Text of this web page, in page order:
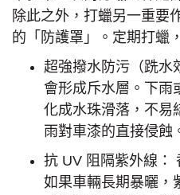
除此之外，打蠟另一重要
的「防護罩」。定期打蠟
超強撥水防污（跣水
會形成斥水層。下雨
化成水珠滑落，不易
雨對車漆的直接侵蝕
抗 UV 阻隔紫外線：
如果車輛長期暴曬，